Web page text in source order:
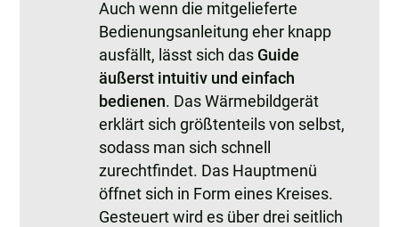
Auch wenn die mitgelieferte
Bedienungsanleitung eher knapp
ausfällt, lässt sich das Guide
äußerst intuitiv und einfach
bedienen. Das Wärmebildgerät
erklärt sich größtenteils von selbst,
sodass man sich schnell
zurechtfindet. Das Hauptmenü
öffnet sich in Form eines Kreises.
Gesteuert wird es über drei seitlich